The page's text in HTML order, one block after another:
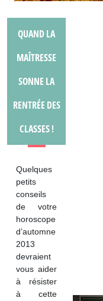
QUAND LA
MAÎTRESSE
SONNE LA
RENTRÉE DES
CLASSES !
Quelques
petits
conseils
de votre
horoscope
d’automne
2013
devraient
vous aider
à résister
à cette